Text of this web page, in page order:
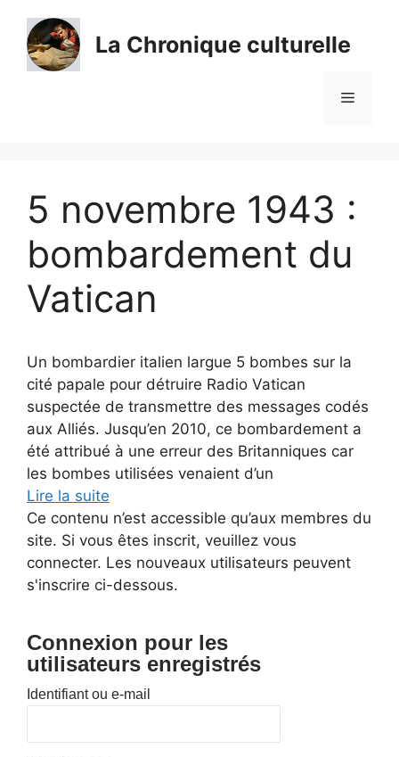
contenu
La Chronique culturelle
Menu
5 novembre 1943 :
bombardement du
Vatican
Un bombardier italien largue 5 bombes sur la
cité papale pour détruire Radio Vatican
suspectée de transmettre des messages codés
aux Alliés. Jusqu’en 2010, ce bombardement a
été attribué à une erreur des Britanniques car
les bombes utilisées venaient d’un
Lire la suite
Ce contenu n’est accessible qu’aux membres du
site. Si vous êtes inscrit, veuillez vous
connecter. Les nouveaux utilisateurs peuvent
s'inscrire ci-dessous.
Connexion pour les
utilisateurs enregistrés
Identifiant ou e-mail